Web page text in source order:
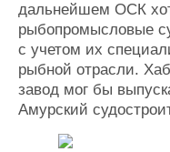
дальнейшем ОСК
рыбопромысловые
с учетом их
рыбной отрасли.
завод мог бы
Амурский